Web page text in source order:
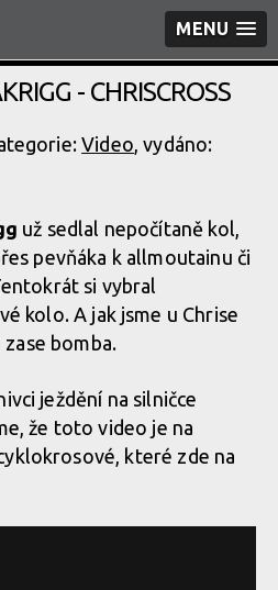
MENU
- CHRISCROSS
Video, vydáno:
už sedlal nepočítaně kol,
pevňáka k allmoutainu či
si vybral
kolo. A jak jsme u Chrise
bomba.
ježdění na silničce
že toto video je na
které zde na